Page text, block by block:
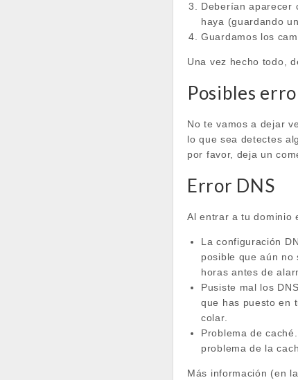
Deberían aparecer
haya (guardando
Guardamos los
Una vez hecho todo,
Posibles
No te vamos a dejar
lo que sea detectes
por favor, deja un
Error DNS
Al entrar a tu dominio
La configuración
posible que aún
horas antes de
Pusiste mal los
que has puesto en
colar.
Problema de
problema de la
Más información (en